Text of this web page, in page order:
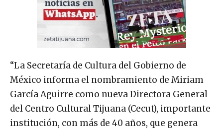
“La Secretaría de Cultura del Gobierno de
México informa el nombramiento de Miriam
García Aguirre como nueva Directora General
del Centro Cultural Tijuana (Cecut), importante
institución, con más de 40 años, que genera